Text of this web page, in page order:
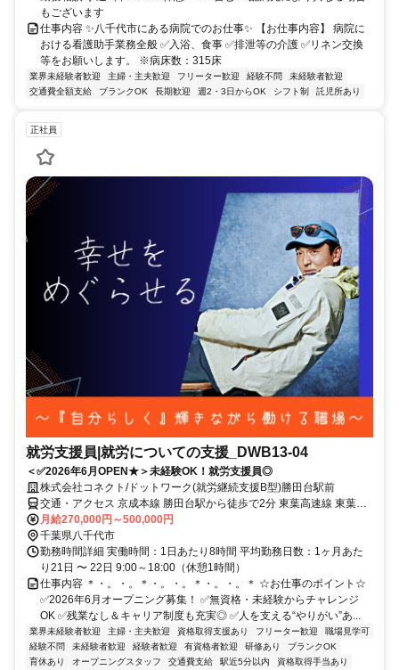
もございます
仕事内容 ✨八千代市にある病院でのお仕事✨ 【お仕事内容】 病院に
おける看護助手業務全般 ✅入浴、食事 ✅排泄等の介護 ✅リネン交換
等をお願いします。 ※病床数：315床
業界未経験者歓迎 主婦・主夫歓迎 フリーター歓迎 経験不問
未経験者歓迎
交通費全額支給
ブランクOK 長期歓迎 週2・3日からOK シフト制 託児所あり
正社員
就労支援員|就労についての支援_DWB13-04
＜✅2026年6月OPEN★＞未経験OK！就労支援員◎
株式会社コネクト/ドットワーク(就労継続支援B型)勝田台駅前
交通・アクセス 京成本線 勝田台駅から徒歩で2分 東葉高速線 東葉勝
田台駅から徒歩で2分 東葉高速線 村上駅から徒歩で22分
月給270,000円～500,000円
千葉県八千代市
勤務時間詳細 実働時間：1日あたり8時間 平均勤務日数：1ヶ月あた
り21日 〜 22日 9:00～18:00（休憩1時間）
仕事内容 ＊・。・。＊・。・。＊・。・。＊ ☆お仕事のポイント☆
✅2026年6月オープニング募集！ ✅無資格・未経験からチャレンジ
OK ✅残業なし＆キャリア制度も充実◎ ✅人を支える“やりがい”あ...
業界未経験者歓迎 主婦・主夫歓迎 資格取得支援あり フリーター歓迎
職場見学可
経験不問
未経験者歓迎 経験者歓迎 有資格者歓迎 研修あり
ブランクOK
育休あり
オープニングスタッフ 交通費支給 駅近5分以内
資格取得手当あり